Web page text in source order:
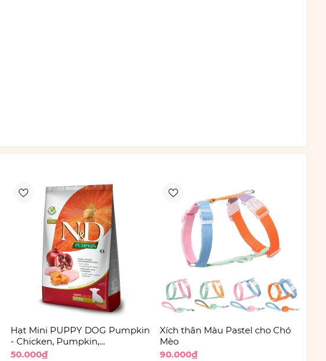
Hạt Mini PUPPY DOG Pumpkin
- Chicken, Pumpkin,
Pomegranate | Hạt Farmina
50.000₫
Xích thân Màu Pastel cho Chó
Mèo
90.000₫